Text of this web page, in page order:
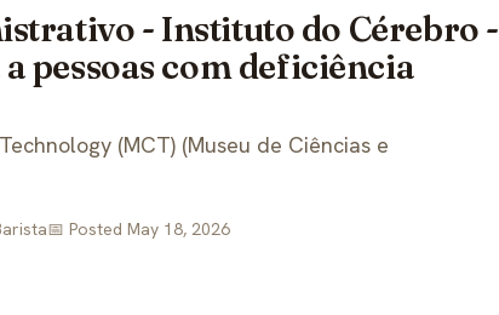
- Instituto do Cérebro -
pessoas com deficiência
(MCT) (Museu de Ciências e
📅 Posted May 18, 2026